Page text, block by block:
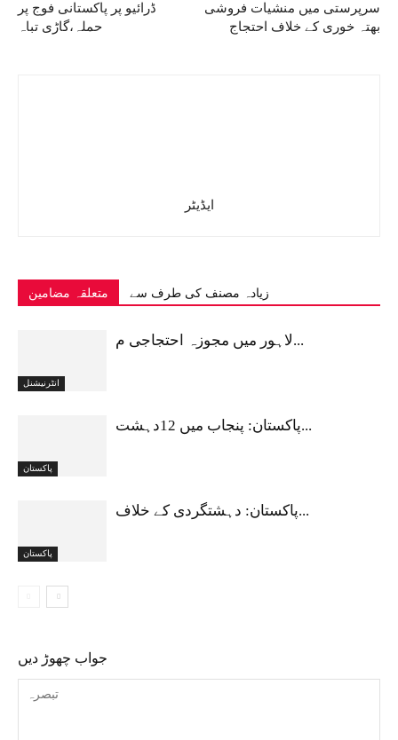
ڈرائیو پر پاکستانی فوج پر
حملہ،گاڑی تباہ
سرپرستی میں منشیات فروشی
بھتہ خوری کے خلاف احتجاج
ایڈیٹر
متعلقہ مضامین زیادہ مصنف کی طرف سے
انٹرنیشنل
لاہور میں مجوزہ احتجاجی م...
پاکستان
پاکستان: پنجاب میں 12دہشت...
پاکستان
پاکستان: دہشتگردی کے خلاف...
جواب چھوڑ دیں